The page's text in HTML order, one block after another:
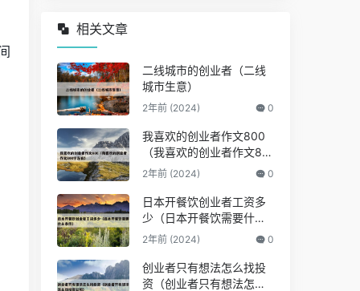
相关文章
二线城市的创业者（二线
城市生意）
2年前 (2024) 0
我喜欢的创业者作文800
（我喜欢的创业者作文80
0字左右）
2年前 (2024) 0
日本开餐饮创业者工资多
少（日本开餐饮需要什么
条件）
2年前 (2024) 0
创业者只有想法怎么找投
资（创业者只有想法怎么